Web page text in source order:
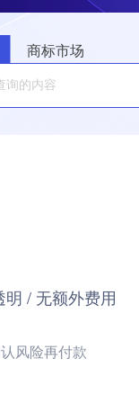
商标市场
/ 无额外费用
风险再付款